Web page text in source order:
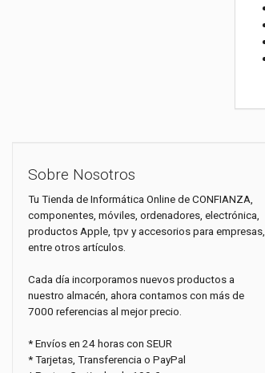
Sobre Nosotros
Tu Tienda de Informática Online de CONFIANZA,
componentes, móviles, ordenadores, electrónica,
productos Apple, tpv y accesorios para empresas,
entre otros artículos.
Cada día incorporamos nuevos productos a
nuestro almacén, ahora contamos con más de
7000 referencias al mejor precio.
* Envíos en 24 horas con SEUR
* Tarjetas, Transferencia o PayPal